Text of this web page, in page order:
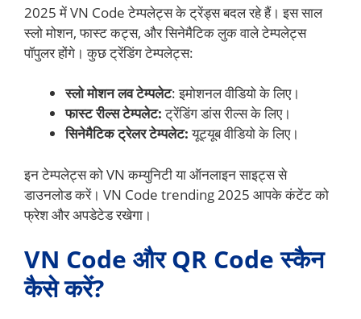
2025 में VN Code टेम्पलेट्स के ट्रेंड्स बदल रहे हैं। इस साल
स्लो मोशन, फास्ट कट्स, और सिनेमैटिक लुक वाले टेम्पलेट्स
पॉपुलर होंगे। कुछ ट्रेंडिंग टेम्पलेट्स:
स्लो मोशन लव टेम्पलेट: इमोशनल वीडियो के लिए।
फास्ट रील्स टेम्पलेट:ट्रेंडिंग डांस रील्स के लिए।
सिनेमैटिक ट्रेलर टेम्पलेट:यूट्यूब वीडियो के लिए।
इन टेम्पलेट्स को VN कम्युनिटी या ऑनलाइन साइट्स से
डाउनलोड करें। VN Code trending 2025 आपके कंटेंट को
फ्रेश और अपडेटेड रखेगा।
VN Code और QR Code स्कैन
कैसे करें?